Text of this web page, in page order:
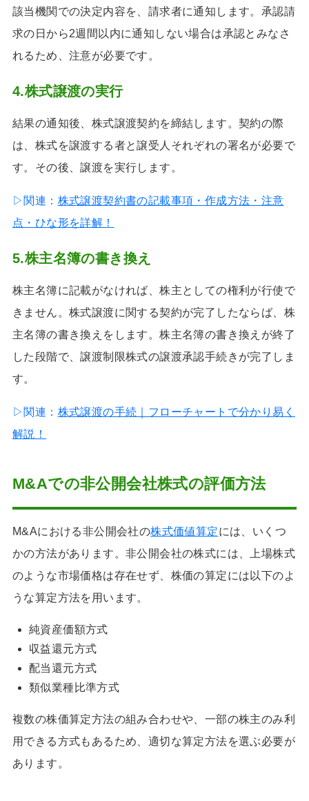
該当機関での決定内容を、請求者に通知します。承認請
求の日から2週間以内に通知しない場合は承認とみなさ
れるため、注意が必要です。
4.株式譲渡の実行
結果の通知後、株式譲渡契約を締結します。契約の際
は、株式を譲渡する者と譲受人それぞれの署名が必要で
す。その後、譲渡を実行します。
▷関連： 株式譲渡契約書の記載事項・作成方法・注意
点・ひな形を詳解！
5.株主名簿の書き換え
株主名簿に記載がなければ、株主としての権利が行使で
きません。株式譲渡に関する契約が完了したならば、株
主名簿の書き換えをします。株主名簿の書き換えが終了
した段階で、譲渡制限株式の譲渡承認手続きが完了しま
す。
▷関連： 株式譲渡の手続｜フローチャートで分かり易く
解説！
M&Aでの非公開会社株式の評価方法
M&Aにおける非公開会社の株式価値算定には、いくつ
かの方法があります。非公開会社の株式には、上場株式
のような市場価格は存在せず、株価の算定には以下のよ
うな算定方法を用います。
純資産価額方式
収益還元方式
配当還元方式
類似業種比準方式
複数の株価算定方法の組み合わせや、一部の株主のみ利
用できる方式もあるため、適切な算定方法を選ぶ必要が
あります。